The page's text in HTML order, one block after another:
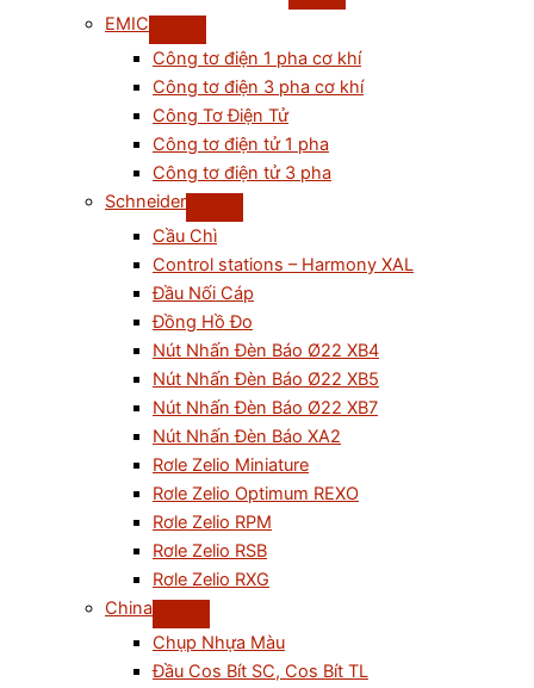
EMIC
Công tơ điện 1 pha cơ khí
Công tơ điện 3 pha cơ khí
Công Tơ Điện Tử
Công tơ điện tử 1 pha
Công tơ điện tử 3 pha
Schneider
Cầu Chì
Control stations – Harmony XAL
Đầu Nối Cáp
Đồng Hồ Đo
Nút Nhấn Đèn Báo Ø22 XB4
Nút Nhấn Đèn Báo Ø22 XB5
Nút Nhấn Đèn Báo Ø22 XB7
Nút Nhấn Đèn Báo XA2
Rơle Zelio Miniature
Rơle Zelio Optimum REXO
Rơle Zelio RPM
Rơle Zelio RSB
Rơle Zelio RXG
China
Chụp Nhựa Màu
Đầu Cos Bít SC, Cos Bít TL